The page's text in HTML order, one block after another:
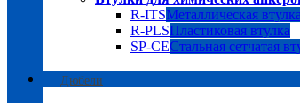
R-ITSМеталлическая
R-PLSПластиковая втулка
SP-CEСтальная сетчатая
Дюбели